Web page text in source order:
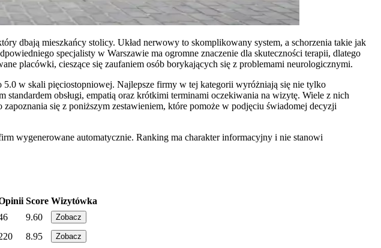
dbają mieszkańcy stolicy. Układ nerwowy to skomplikowany system, a schorzenia takie jak
specjalisty w Warszawie ma ogromne znaczenie dla skuteczności terapii, dlatego
placówki, cieszące się zaufaniem osób borykających się z problemami neurologicznymi.
w skali pięciostopniowej. Najlepsze firmy w tej kategorii wyróżniają się nie tylko
obsługi, empatią oraz krótkimi terminami oczekiwania na wizytę. Wiele z nich
się z poniższym zestawieniem, które pomoże w podjęciu świadomej decyzji
wygenerowane automatycznie. Ranking ma charakter informacyjny i nie stanowi
Score Wizytówka
9.60 Zobacz
8.95 Zobacz